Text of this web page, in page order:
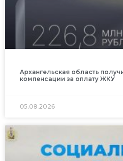
Архангельская область
компенсации за оплату ЖКУ
05.08.2026